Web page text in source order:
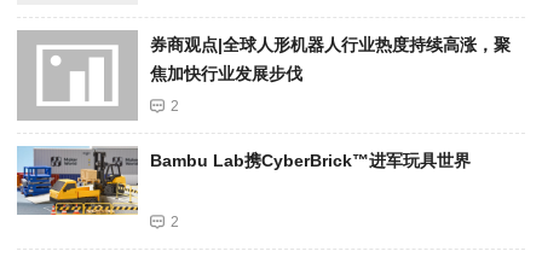
券商观点|全球人形机器人行业热度持续高涨，聚
焦加快行业发展步伐
2
Bambu Lab携Cyber​​Brick™进军玩具世界
2